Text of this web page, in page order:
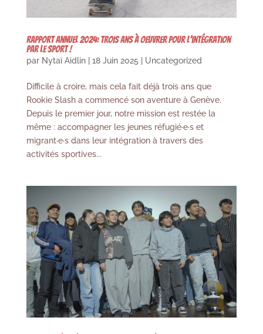
Rapport Annuel 2024: Trois ans à oeuvrer pour l’intégration
par le sport !
par Nytaï Aidlin| 18 Juin 2025 Uncategorized
Difficile à croire, mais cela fait déjà trois ans que
Rookie Slash a commencé son aventure à Genève.
Depuis le premier jour, notre mission est restée la
même : accompagner les jeunes réfugié·e·s et
migrant·e·s dans leur intégration à travers des
activités sportives...